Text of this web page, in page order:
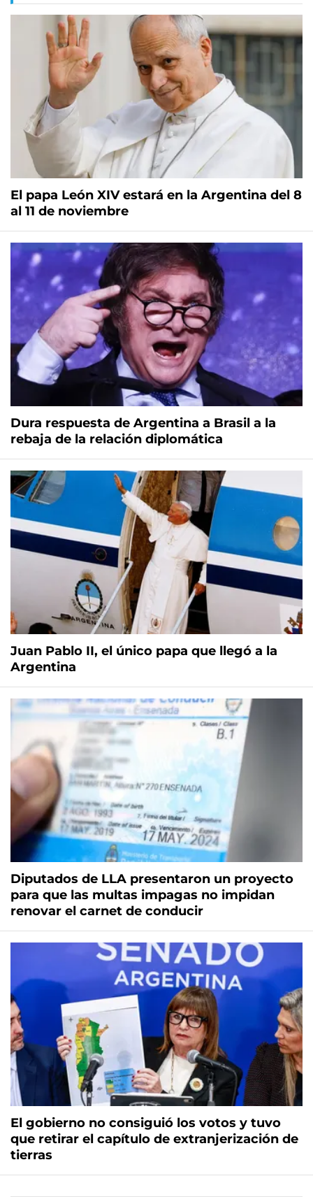
El papa León XIV estará en la Argentina del 8
al 11 de noviembre
Dura respuesta de Argentina a Brasil a la
rebaja de la relación diplomática
Juan Pablo II, el único papa que llegó a la
Argentina
Diputados de LLA presentaron un proyecto
para que las multas impagas no impidan
renovar el carnet de conducir
El gobierno no consiguió los votos y tuvo
que retirar el capítulo de extranjerización de
tierras